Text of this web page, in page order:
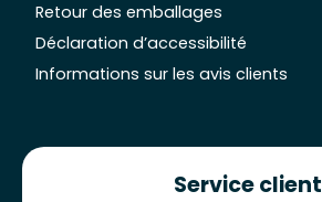
Retour des emballages
Déclaration d’accessibilité
Informations sur les avis clients
Service client